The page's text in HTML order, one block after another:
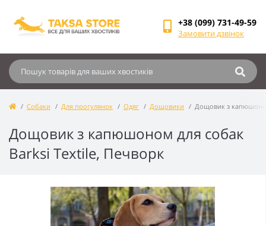
+38 (099) 731-49-59
Замовити дзвінок
Собаки Для прогулянок Одяг Дощовики Дощовик з
Дощовик з капюшоном для собак
Barksi Textile, Печворк